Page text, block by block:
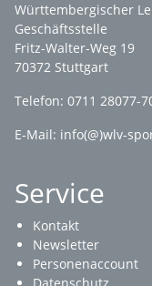
Württembergischer
Geschäftsstelle
Fritz-Walter-Weg 19
70372 Stuttgart
Telefon: 0711 28077-
E-Mail: info(@)wlv-
Service
Kontakt
Newsletter
Personenaccount